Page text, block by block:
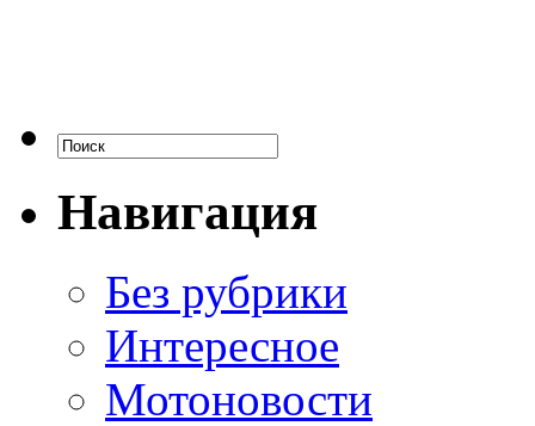
Навигация
Без рубрики
Интересное
Мотоновости